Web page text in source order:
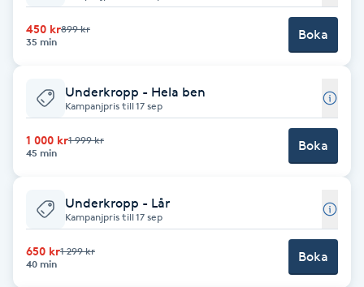
Reikihealing
Reiki massage
Restorative Yoga
Rosacea
Rosenmetoden
450 kr899 kr
35 min
Boka
Underkropp - Hela ben
Kampanjpris till 17 sep
1 000 kr1 999 kr
45 min
Boka
Underkropp - Lår
Kampanjpris till 17 sep
650 kr1 299 kr
40 min
Boka